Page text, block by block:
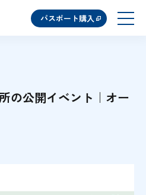
パスポート購入
の公開イベント｜オー